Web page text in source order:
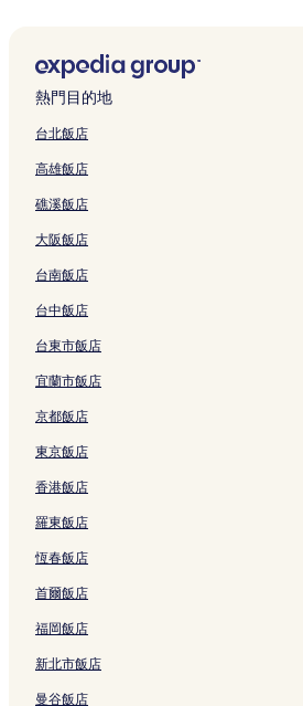
帝國劇場
千代田其他熱門景點
新大谷飯店
東京寶塚劇場
創新劇院
二之丸庭園
千代田飯店
水道橋飯店
一橋飯店
飯田橋站附近的飯店
東京巨蛋附近的飯店
御茶之水飯店
上野阿美橫商店街附近的飯店
秋葉原飯店
外濠公園附近的飯店
西神田飯店
東京飯店
八丁堀飯店
熱門目的地
台北飯店
高雄飯店
礁溪飯店
大阪飯店
台南飯店
台中飯店
台東市飯店
宜蘭市飯店
京都飯店
東京飯店
香港飯店
羅東飯店
恆春飯店
首爾飯店
福岡飯店
新北市飯店
曼谷飯店